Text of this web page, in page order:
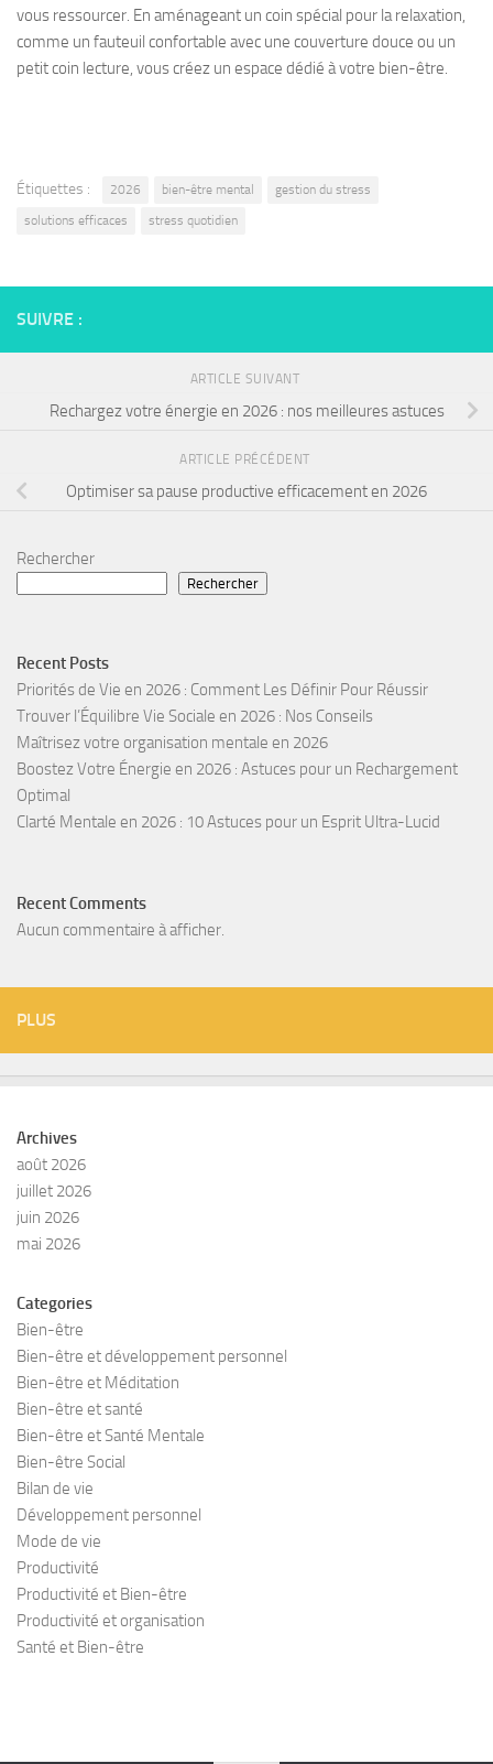
vous ressourcer. En aménageant un coin spécial pour la relaxation,
comme un fauteuil confortable avec une couverture douce ou un
petit coin lecture, vous créez un espace dédié à votre bien-être.
Étiquettes : 2026 bien-être mental
gestion du stress
solutions efficaces
stress quotidien
SUIVRE :
ARTICLE SUIVANT
Rechargez votre énergie en 2026 : nos meilleures astuces
ARTICLE PRÉCÉDENT
Optimiser sa pause productive efficacement en 2026
Rechercher
Rechercher
Recent Posts
Priorités de Vie en 2026 : Comment Les Définir Pour Réussir
Trouver l’Équilibre Vie Sociale en 2026 : Nos Conseils
Maîtrisez votre organisation mentale en 2026
Boostez Votre Énergie en 2026 : Astuces pour un Rechargement
Optimal
Clarté Mentale en 2026 : 10 Astuces pour un Esprit Ultra-Lucid
Recent Comments
Aucun commentaire à afficher.
PLUS
Archives
août 2026
juillet 2026
juin 2026
mai 2026
Categories
Bien-être
Bien-être et développement personnel
Bien-être et Méditation
Bien-être et santé
Bien-être et Santé Mentale
Bien-être Social
Bilan de vie
Développement personnel
Mode de vie
Productivité
Productivité et Bien-être
Productivité et organisation
Santé et Bien-être